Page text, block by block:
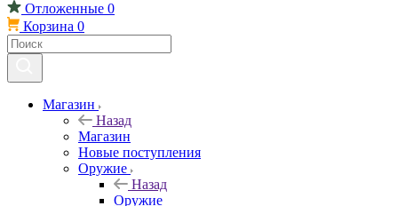
Отложенные 0
Корзина 0
Магазин
Назад
Магазин
Новые поступления
Оружие
Назад
Оружие